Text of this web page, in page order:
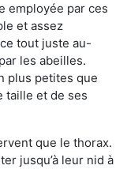
employée par ces
et assez
tout juste au-
les abeilles.
plus petites que
taille et de ses
que le thorax.
jusqu’à leur nid à